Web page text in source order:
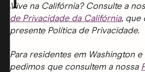
Vive na Califórnia? Consulte a
de Privacidade da Califórnia, que
presente Política de Privacidade.
Para residentes em Washington e
pedimos que consultem a nossa